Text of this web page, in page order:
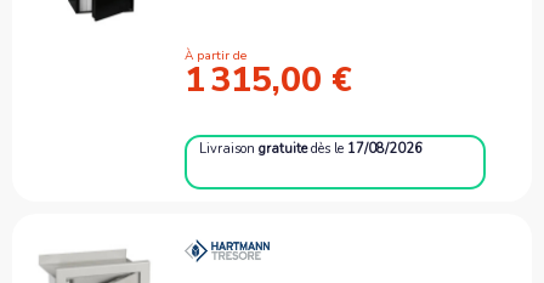
À partir de
1 315,00 €
Livraisongratuite dès le 17/08/2026